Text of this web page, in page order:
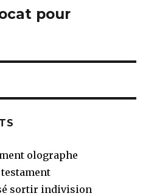
pour
olographe
sortir indivision